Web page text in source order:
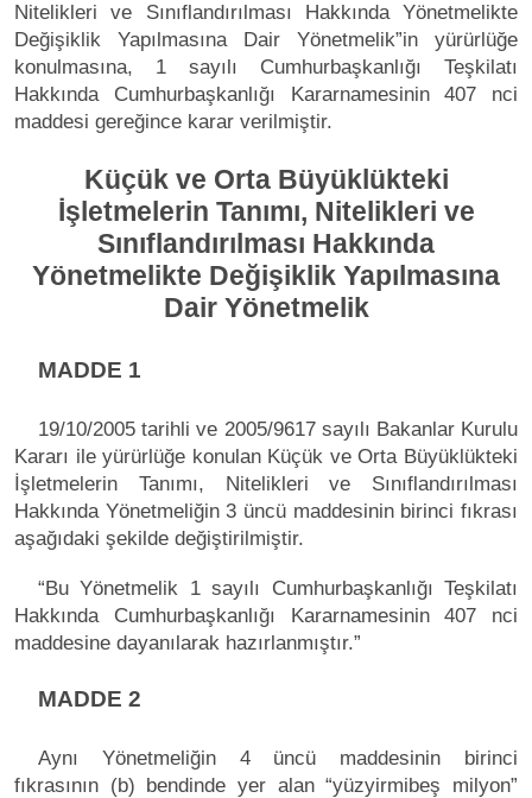
Nitelikleri ve Sınıflandırılması Hakkında Yönetmelikte
Değişiklik Yapılmasına Dair Yönetmelik”in yürürlüğe
konulmasına, 1 sayılı Cumhurbaşkanlığı Teşkilatı
Hakkında Cumhurbaşkanlığı Kararnamesinin 407 nci
maddesi gereğince karar verilmiştir.
Küçük ve Orta Büyüklükteki
İşletmelerin Tanımı, Nitelikleri ve
Sınıflandırılması Hakkında
Yönetmelikte Değişiklik Yapılmasına
Dair Yönetmelik
MADDE 1
19/10/2005 tarihli ve 2005/9617 sayılı Bakanlar Kurulu
Kararı ile yürürlüğe konulan Küçük ve Orta Büyüklükteki
İşletmelerin Tanımı, Nitelikleri ve Sınıflandırılması
Hakkında Yönetmeliğin 3 üncü maddesinin birinci fıkrası
aşağıdaki şekilde değiştirilmiştir.
“Bu Yönetmelik 1 sayılı Cumhurbaşkanlığı Teşkilatı
Hakkında Cumhurbaşkanlığı Kararnamesinin 407 nci
maddesine dayanılarak hazırlanmıştır.”
MADDE 2
Aynı Yönetmeliğin 4 üncü maddesinin birinci
fıkrasının (b) bendinde yer alan “yüzyirmibeş milyon”